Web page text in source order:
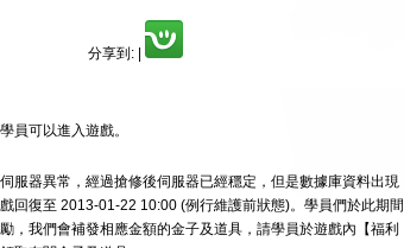
分享到:
員可以進入遊戲。
服器異常，經過搶修後伺服器已經穩定，但是數據庫資料出現
回復至 2013-01-22 10:00 (例行維護前狀態)。學員們於此期間
，我們會補發相應金額的金子及道具，請學員於遊戲內【福利